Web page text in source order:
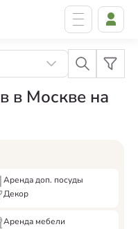
в Москве на
Аренда доп. посуды
Декор
Аренда мебели